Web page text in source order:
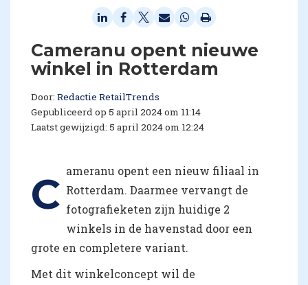
Cameranu opent nieuwe
winkel in Rotterdam
Door: Redactie RetailTrends
Gepubliceerd op 5 april 2024 om 11:14
Laatst gewijzigd: 5 april 2024 om 12:24
C ameranu opent een nieuw filiaal in
Rotterdam. Daarmee vervangt de
fotografieketen zijn huidige 2
winkels in de havenstad door een
grote en completere variant.
Met dit winkelconcept wil de